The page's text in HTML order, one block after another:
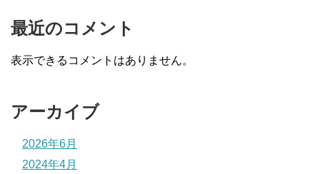
最近のコメント
表示できるコメントはありません。
アーカイブ
2026年6月
2024年4月